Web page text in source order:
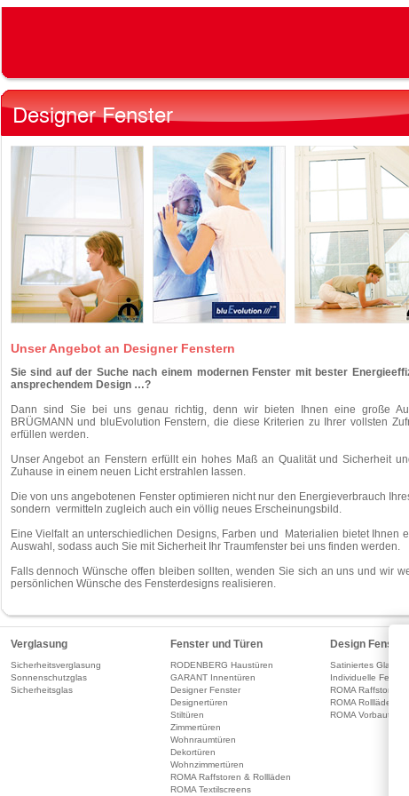
Unser Angebot an Designer Fenstern
Sie sind auf der Suche nach einem modernen Fenster mit bester
ansprechendem Design …?
Dann sind Sie bei uns genau richtig, denn wir bieten Ihnen eine große
BRÜGMANN und bluEvolution Fenstern, die diese Kriterien zu Ihrer vollsten
erfüllen werden.
Unser Angebot an Fenstern erfüllt ein hohes Maß an Qualität und Sicherheit
Zuhause in einem neuen Licht erstrahlen lassen.
Die von uns angebotenen Fenster optimieren nicht nur den Energieverbrauch
sondern vermitteln zugleich auch ein völlig neues Erscheinungsbild.
Eine Vielfalt an unterschiedlichen Designs, Farben und Materialien bietet Ihnen
Auswahl, sodass auch Sie mit Sicherheit Ihr Traumfenster bei uns finden werden.
Falls dennoch Wünsche offen bleiben sollten, wenden Sie sich an uns und wir
persönlichen Wünsche des Fensterdesigns realisieren.
Verglasung Fenster und Türen Design Fenster
Sicherheitsverglasung
Sonnenschutzglas
Sicherheitsglas
RODENBERG Haustüren
GARANT Innentüren
Designer Fenster
Designertüren
Stiltüren
Zimmertüren
Wohnraumtüren
Dekortüren
Wohnzimmertüren
ROMA Raffstoren & Rollläden
ROMA Textilscreens
Satiniertes Glas
Individuelle
ROMA Raffstoren
ROMA Rollläden
ROMA